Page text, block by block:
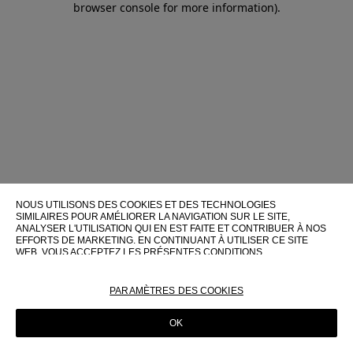
browser console for more information).
NOUS UTILISONS DES COOKIES ET DES TECHNOLOGIES
SIMILAIRES POUR AMÉLIORER LA NAVIGATION SUR LE SITE,
ANALYSER L'UTILISATION QUI EN EST FAITE ET CONTRIBUER À NOS
EFFORTS DE MARKETING. EN CONTINUANT À UTILISER CE SITE
WEB, VOUS ACCEPTEZ LES PRÉSENTES CONDITIONS
POUR PLUS D'INFORMATIONS SUR CES TECHNOLOGIES ET LEUR
POLITIQUE EN MATIÈRE DE COOKIES
PARAMÈTRES DES COOKIES
OK